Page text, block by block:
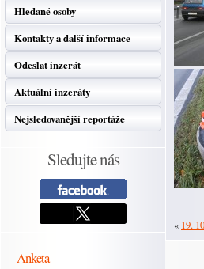
Hledané osoby
Kontakty a další informace
Odeslat inzerát
Aktuální inzeráty
Nejsledovanější reportáže
Sledujte nás
Anketa
« 19.